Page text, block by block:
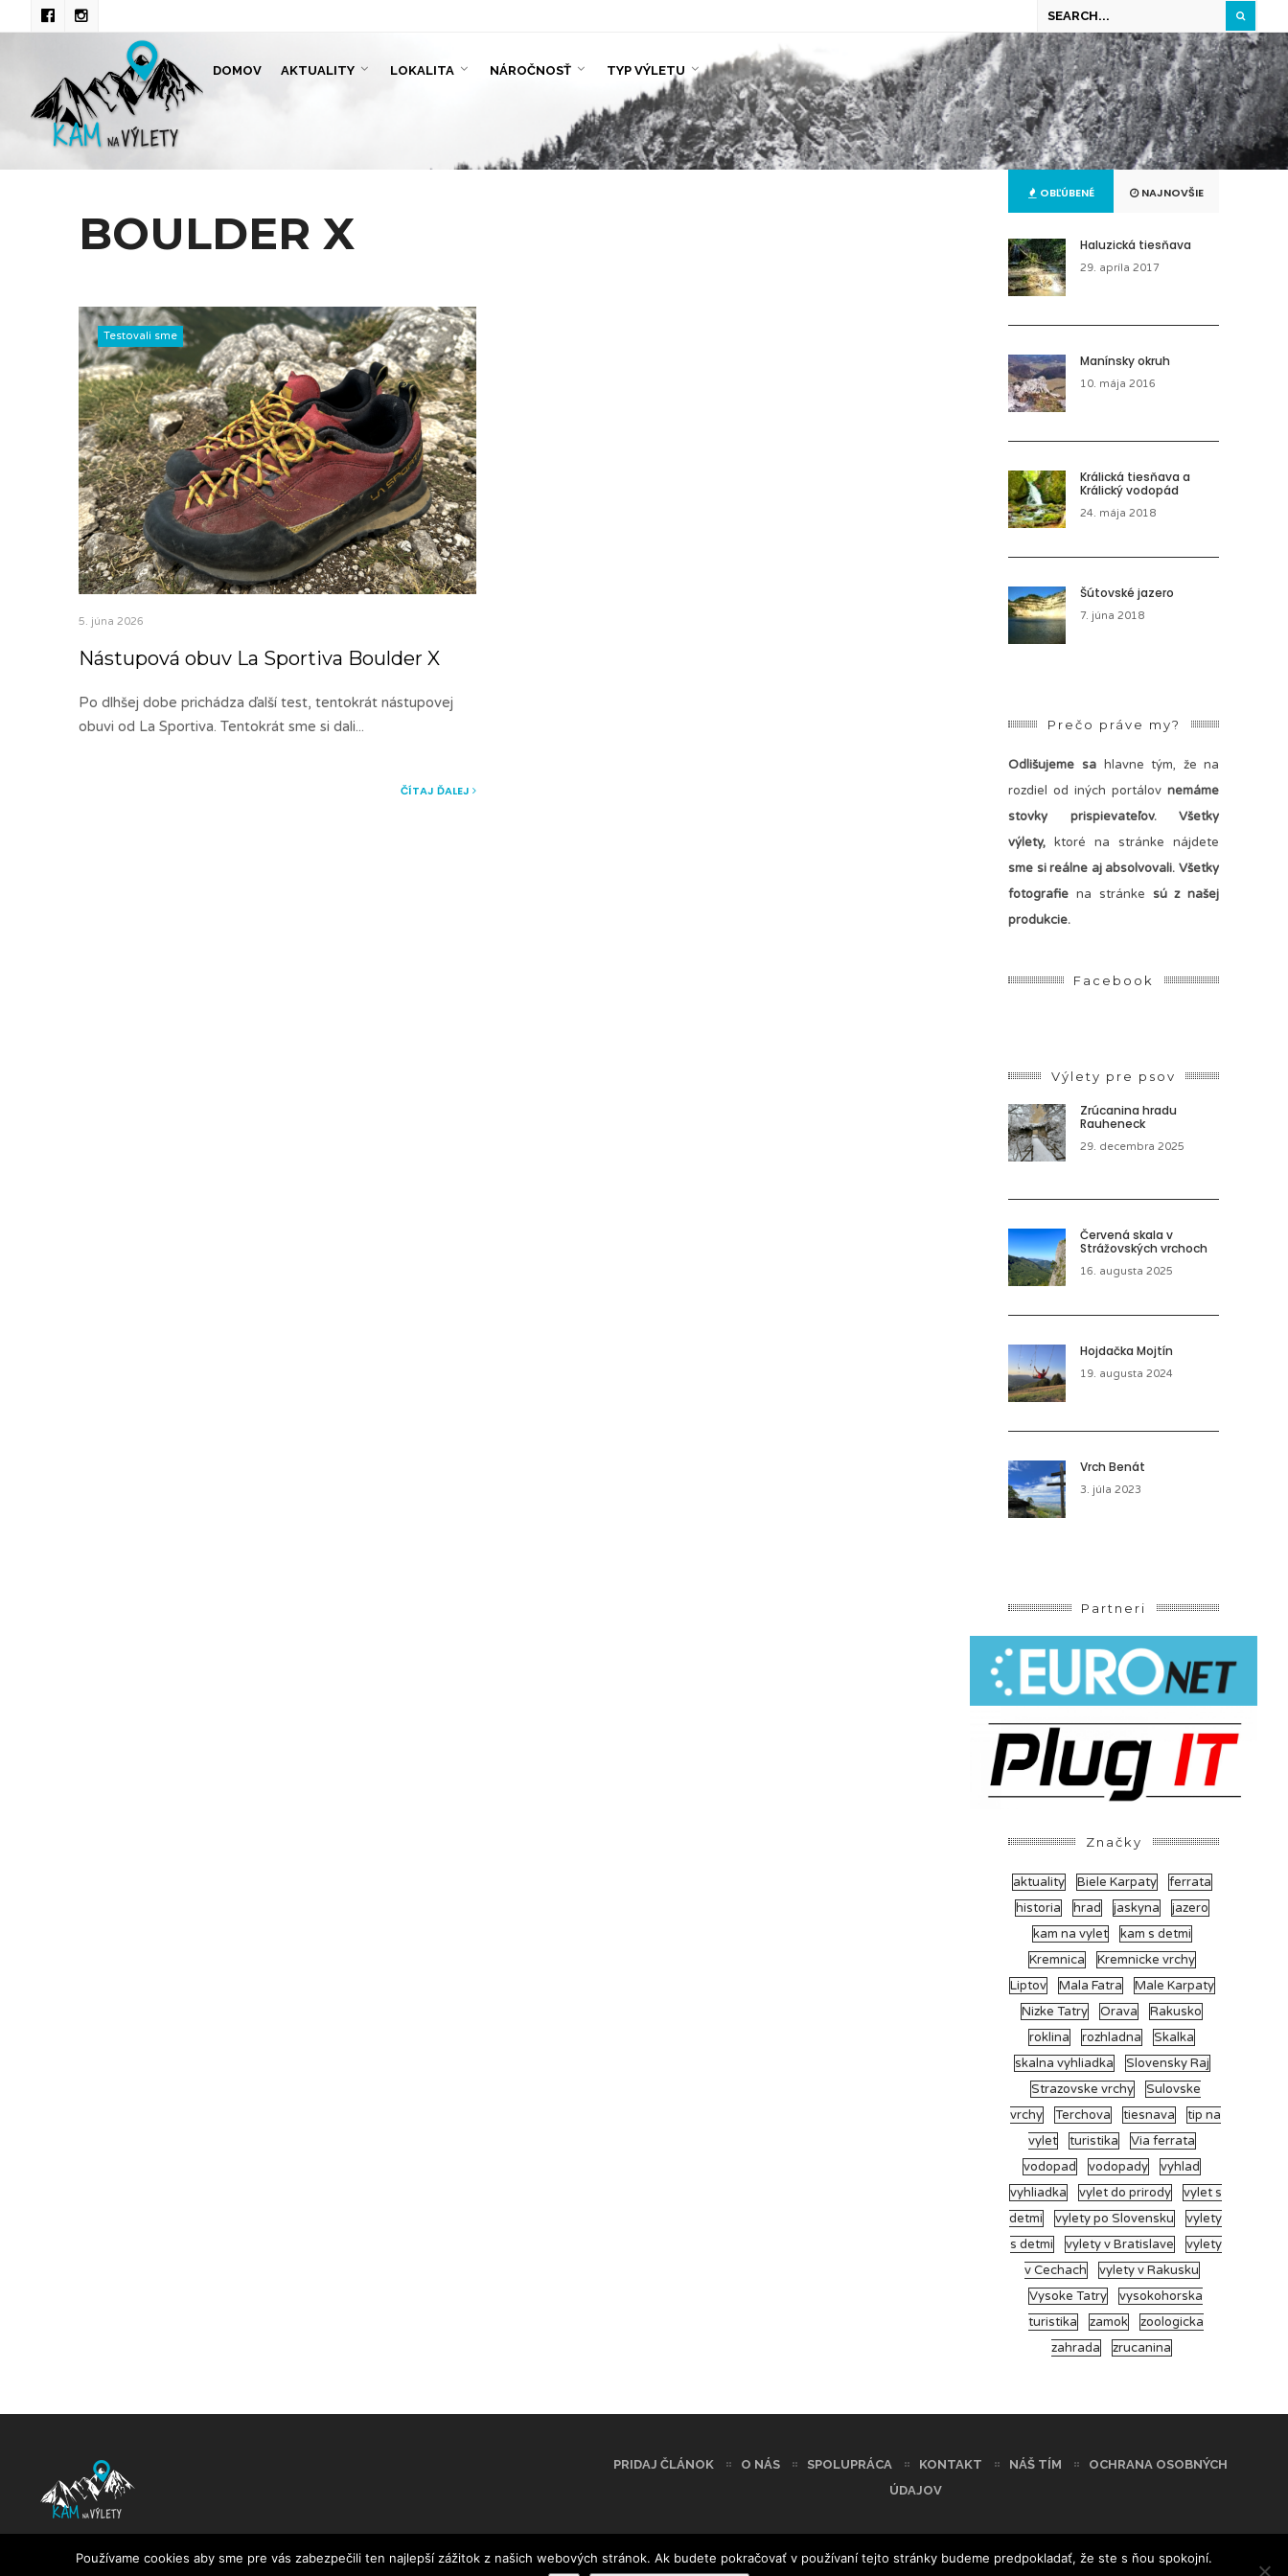
DOMOV AKTUALITY LOKALITA NÁROČNOSŤ TYP VÝLETU
BOULDER X
Testovali sme
5. júna 2026
Nástupová obuv La Sportiva Boulder X
Po dlhšej dobe prichádza ďalší test, tentokrát nástupovej
obuvi od La Sportiva. Tentokrát sme si dali...
ČÍTAJ ĎALEJ
OBĽÚBENÉ NAJNOVŠIE
Haluzická tiesňava
29. apríla 2017
Manínsky okruh
10. mája 2016
Králická tiesňava a
Králický vodopád
24. mája 2018
Šútovské jazero
7. júna 2018
Prečo práve my?
Odlišujeme sa hlavne tým, že na
rozdiel od iných portálov nemáme
stovky prispievateľov. Všetky
výlety, ktoré na stránke nájdete
sme si reálne aj absolvovali. Všetky
fotografiena stránke sú z našej
produkcie.
Facebook
Výlety pre psov
Zrúcanina hradu
Rauheneck
29. decembra 2025
Červená skala v
Strážovských vrchoch
16. augusta 2025
Hojdačka Mojtín
19. augusta 2024
Vrch Benát
3. júla 2023
Partneri
Značky
aktuality Biele Karpaty
ferrata
historia
hrad jaskyna
jazero
kam na vylet
kam s detmi
Kremnica
Kremnicke vrchy
Liptov
Mala Fatra
Male Karpaty
Nizke Tatry
Orava
Rakusko
roklina
rozhladna
Skalka
skalna vyhliadka
Slovensky Raj
Strazovske vrchy
Sulovske
vrchy
Terchova tiesnava
tip na
vylet
turistika
Via ferrata
vodopad
vodopady
vyhlad
vyhliadka
vylet do prirody
vylet s
detmi
vylety po Slovensku
vylety
s detmi
vylety v Bratislave
vylety
v Cechach
vylety v Rakusku
Vysoke Tatry
vysokohorska
turistika
zamok
zoologicka
zahrada
zrucanina
KamNaVylety.sk © 2016 - 2025 All Rights Reserved
PRIDAJ ČLÁNOK O NÁS SPOLUPRÁCA KONTAKT NÁŠ TÍM
OCHRANA OSOBNÝCH
ÚDAJOV
Používame cookies aby sme pre vás zabezpečili ten najlepší zážitok z našich webových stránok. Ak budete pokračovať v používaní tejto stránky budeme predpokladať, že ste s ňou spokojní.